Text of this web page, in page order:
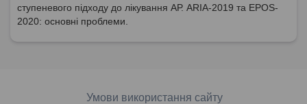
ступеневого підходу до лікування АР. ARIA-2019 та EPOS-
2020: основні проблеми.
Умови використання сайту